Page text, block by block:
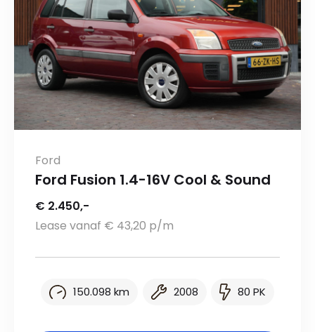
Ford
Ford Fusion 1.4-16V Cool & Sound
€ 2.450,-
Lease vanaf € 43,20 p/m
150.098 km 2008 80 PK